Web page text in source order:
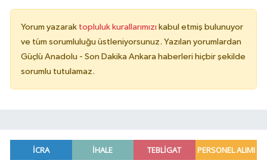
Yorum yazarak topluluk kurallarımızı kabul etmiş bulunuyor
ve tüm sorumluluğu üstleniyorsunuz. Yazılan yorumlardan
Güçlü Anadolu - Son Dakika Ankara haberleri hiçbir şekilde
sorumlu tutulamaz.